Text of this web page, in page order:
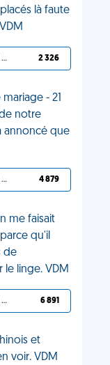
là faute
TU L'AS BIEN MÉRITÉ 2 326
- 21
notre
annoncé que
TU L'AS BIEN MÉRITÉ 4 879
me faisait
qu'il
de
le linge. VDM
TU L'AS BIEN MÉRITÉ 6 891
et
voir. VDM